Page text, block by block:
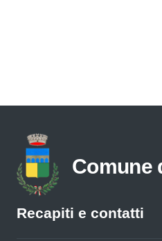
Comune
Recapiti e contatti